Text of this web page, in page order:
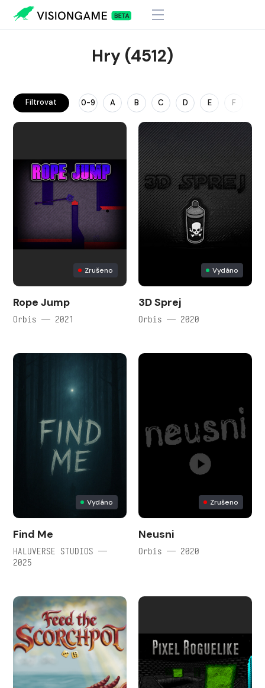
Hry (4512)
Filtrovat 0-9 A B C D E F
Zrušeno
Rope Jump
Orbis — 2021
Vydáno
3D Sprej
Orbis — 2020
Vydáno
Find Me
HALUVERSE STUDIOS —
2025
Zrušeno
Neusni
Orbis — 2020